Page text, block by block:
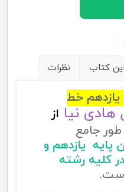
کتاب
نظرات
خط
هادی نیا از
طور جامع
پایه یازدهم و
کلیه رشته